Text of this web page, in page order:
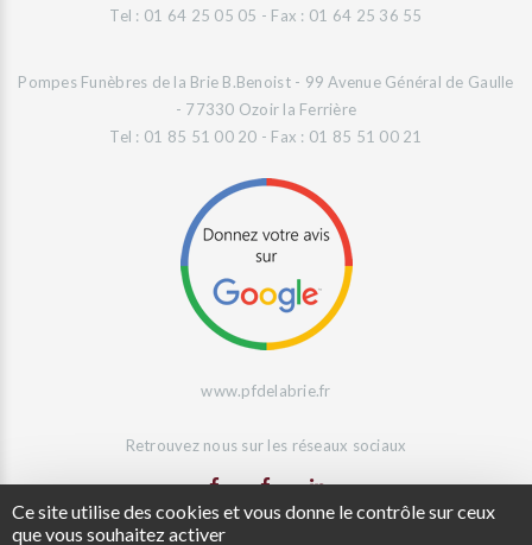
Ce site utilise des cookies et vous donne le contrôle sur ceux
que vous souhaitez activer
Tel : 01 64 25 05 05 - Fax : 01 64 25 36 55
Pompes Funèbres de la Brie B.Benoist - 99 Avenue Général de Gaulle
- 77330 Ozoir la Ferrière
Tel : 01 85 51 00 20 - Fax : 01 85 51 00 21
www.pfdelabrie.fr
Retrouvez nous sur les réseaux sociaux